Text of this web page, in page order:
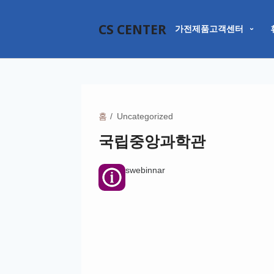
CS CENTER 가전제품고객센터
홈 Uncategorized
국립중앙과학관
swebinnar